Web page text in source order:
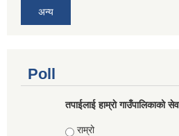
अन्य
Poll
तपाईलाई हाम्राे गाउँपालिकाको
Choices
राम्रो